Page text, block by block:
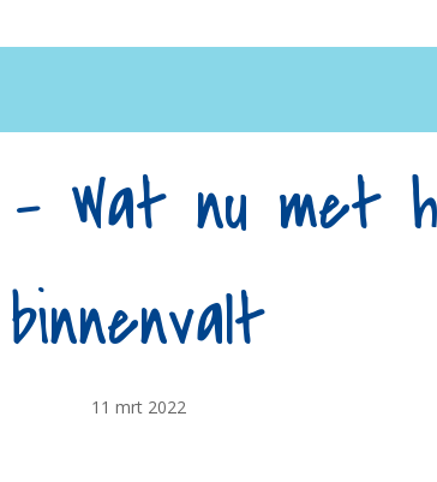
– Wat nu
binnenvalt
11 mrt 2022